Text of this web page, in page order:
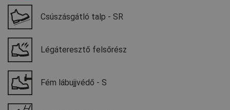
Csúszásgátló talp - SR
Légáteresztő felsőrész
Fém lábujjvédő - S